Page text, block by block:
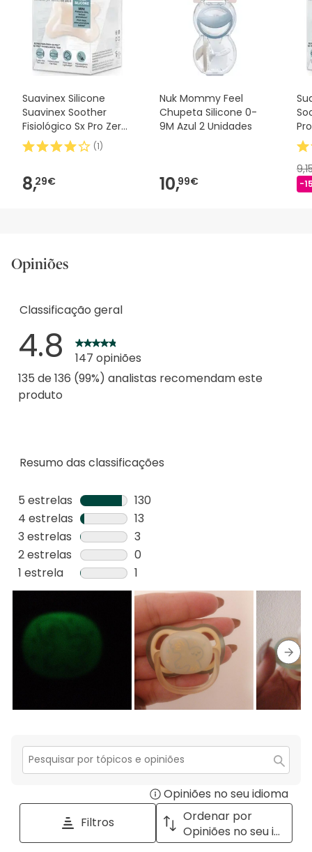
Suavinex Silicone
Suavinex Soother
Fisiológico Sx Pro Zero
2m 1 peça
(1)
8,29€
Nuk Mommy Feel
Chupeta Silicone 0-
9M Azul 2 Unidades
10,99€ -
Opiniões
Resumo das classificações
5 estrelas estrelas
130
130
análises
com
5
4 estrelas estrelas
13
13
análises
com
estrelas.
3 estrelas estrelas
3
3
análises
com
3
estrelas.
2 estrelas estrelas
0
0
análise
com
2
estrelas.
1 estrela estrelas
1
1
análise
com
1
estrela.
Classificação geral
4.8
147 opiniões
135 de 136 (99%) analistas recomendam este
produto
Secção
Opiniões no seu idioma
a
with
Filtros
Ordenar por
Opiniões no seu idioma